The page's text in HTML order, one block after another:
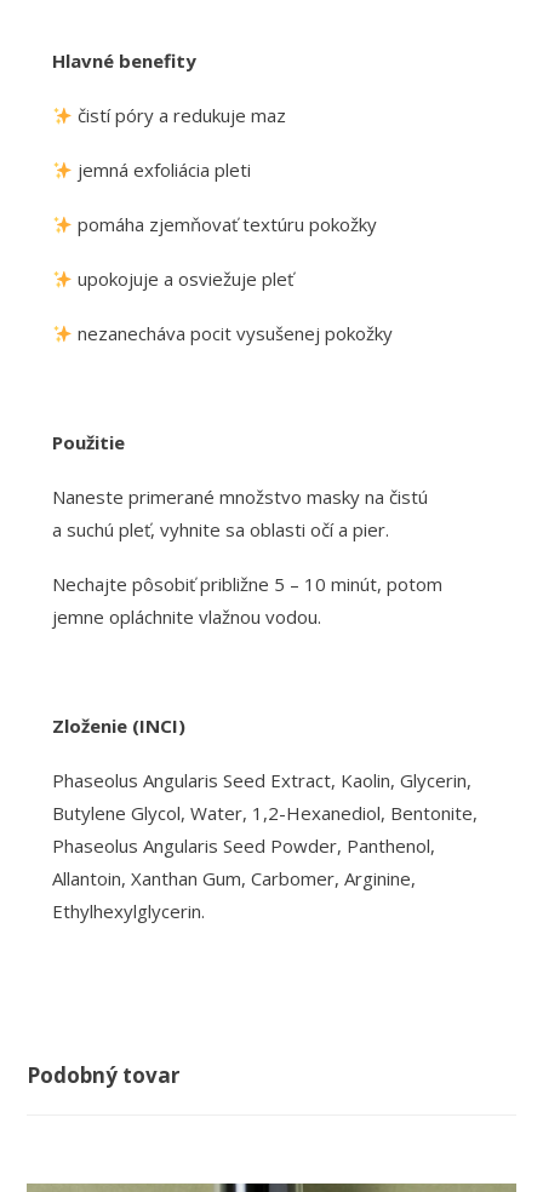
Hlavné benefity
čistí póry a redukuje maz
jemná exfoliácia pleti
pomáha zjemňovať textúru pokožky
upokojuje a osviežuje pleť
nezanecháva pocit vysušenej pokožky
Použitie
Naneste primerané množstvo masky na čistú
a suchú pleť, vyhnite sa oblasti očí a pier.
Nechajte pôsobiť približne 5 – 10 minút, potom
jemne opláchnite vlažnou vodou.
Zloženie (INCI)
Phaseolus Angularis Seed Extract, Kaolin, Glycerin,
Butylene Glycol, Water, 1,2-Hexanediol, Bentonite,
Phaseolus Angularis Seed Powder, Panthenol,
Allantoin, Xanthan Gum, Carbomer, Arginine,
Ethylhexylglycerin.
Podobný tovar